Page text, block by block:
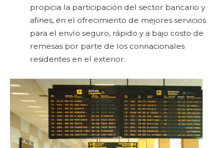
propicia la participación del sector bancario y
afines, en el ofrecimiento de mejores servicios
para el envío seguro, rápido y a bajo costo de
remesas por parte de los connacionales
residentes en el exterior.